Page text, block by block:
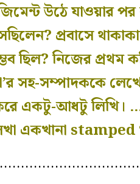
উঠে
প্রবাসে
ছিল? নিজের প্রথম
সহ-সম্পাদককে
একটু-আধটু লিখি।
একখানা stamped